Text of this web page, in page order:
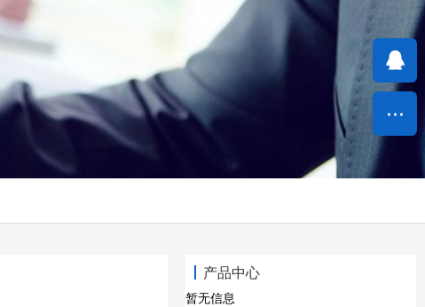
产品中心
暂无信息